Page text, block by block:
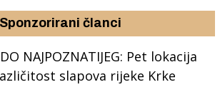
Sponzorirani članci